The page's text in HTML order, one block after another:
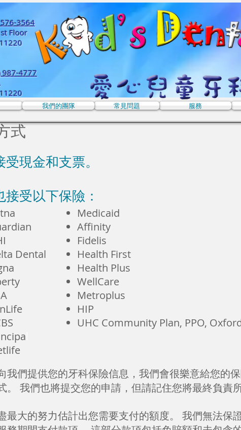
987-4777
3564
Floor
服務
常見問題
我們的團隊
式
現金和支票。
接受以下保險：
我們提供您的牙科保險信息，我們會很樂意給您的
。 我們也將提交您的申請，但請記住您將最終負責所
最大的努力估計出您需要支付的額度。 我們無法保
Medicaid
Affinity
Fidelis
Health First
Health Plus
WellCare
Metroplus
HIP
UHC Community Plan, PPO,
Dental